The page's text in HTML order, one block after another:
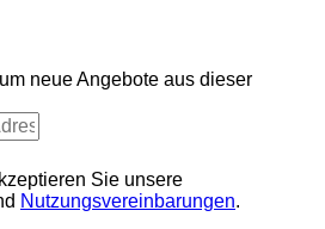
neue Angebote aus dieser
Sie unsere
Nutzungsvereinbarungen.